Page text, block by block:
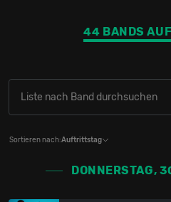
44 BANDS
Sortieren nach:Auftrittstag
DONNERSTAG,